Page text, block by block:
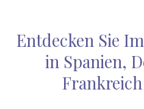
Entdecken Sie
in Spanien,